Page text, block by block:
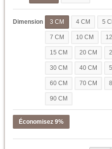
Dimension 3 CM 4 CM 5
7 CM 10 CM
15 CM 20 CM
30 CM 40 CM
60 CM 70 CM
90 CM
Économisez 9%